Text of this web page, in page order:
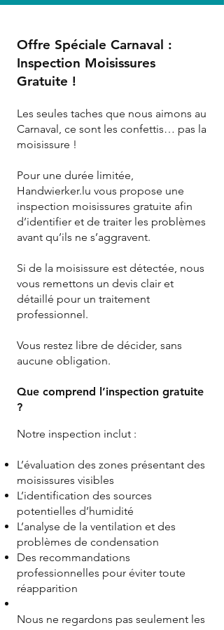
Offre Spéciale Carnaval :
Inspection Moisissures
Gratuite !
Les seules taches que nous aimons au
Carnaval, ce sont les confettis… pas la
moisissure !
Pour une durée limitée,
Handwierker.lu vous propose une
inspection moisissures gratuite afin
d’identifier et de traiter les problèmes
avant qu’ils ne s’aggravent.
Si de la moisissure est détectée, nous
vous remettons un devis clair et
détaillé pour un traitement
professionnel.
Vous restez libre de décider, sans
aucune obligation.
Que comprend l’inspection gratuite
?
Notre inspection inclut :
L’évaluation des zones présentant des
moisissures visibles
L’identification des sources
potentielles d’humidité
L’analyse de la ventilation et des
problèmes de condensation
Des recommandations
professionnelles pour éviter toute
réapparition
Nous ne regardons pas seulement les